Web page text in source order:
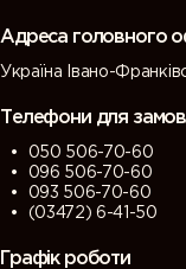
Адреса головного
Україна Івано-
Телефони для
050 506-70-60
096 506-70-60
093 506-70-60
(03472) 6-41-50
Графік роботи